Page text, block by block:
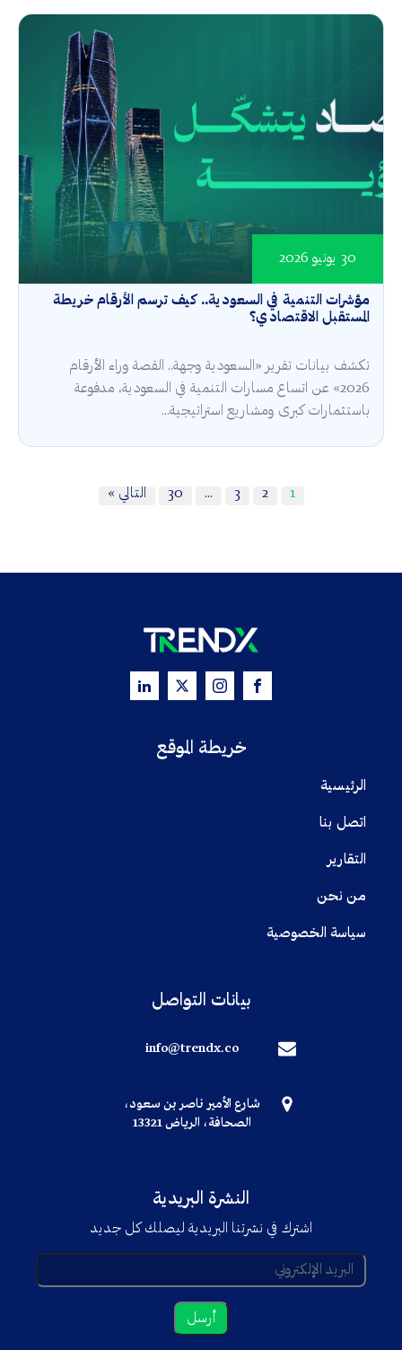
مؤشرات التنمية في السعودية.. كيف ترسم الأرقام خريطة
المستقبل الاقتصادي؟
30 يونيو 2026
تكشف بيانات تقرير «السعودية وجهة.. القصة وراء الأرقام
2026» عن اتساع مسارات التنمية في السعودية، مدفوعة
باستثمارات كبرى ومشاريع استراتيجية...
1
2
3
…
30 التالي »
خريطة الموقع
الرئيسية
اتصل بنا
التقارير
من نحن
سياسة الخصوصية
بيانات التواصل
info@trendx.co
شارع الأمير ناصر بن سعود،
الصحافة، الرياض 13321
النشرة البريدية
اشترك في نشرتنا البريدية ليصلك كل جديد